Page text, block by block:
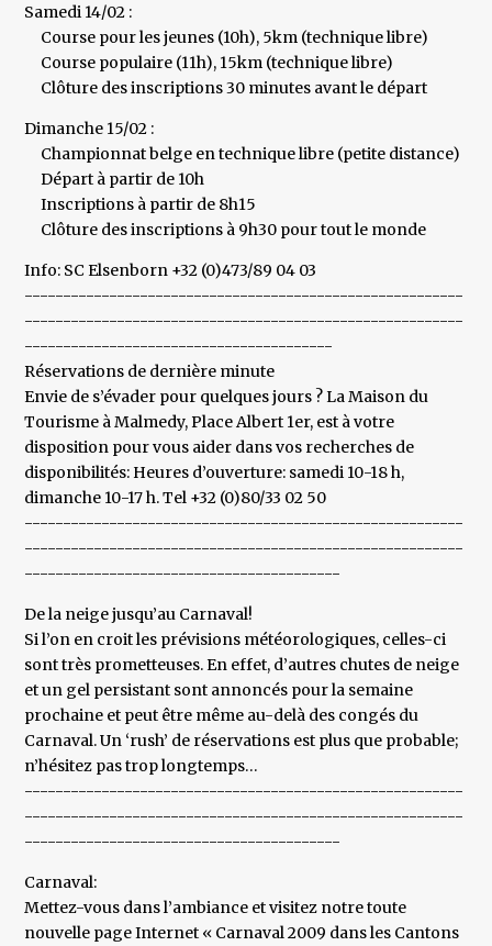
Samedi 14/02 :
Course pour les jeunes (10h), 5km (technique libre)
Course populaire (11h), 15km (technique libre)
Clôture des inscriptions 30 minutes avant le départ
Dimanche 15/02 :
Championnat belge en technique libre (petite distance)
Départ à partir de 10h
Inscriptions à partir de 8h15
Clôture des inscriptions à 9h30 pour tout le monde
Info: SC Elsenborn +32 (0)473/89 04 03
---------------------------------------------------------
---------------------------------------------------------
----------------------------------------
Réservations de dernière minute
Envie de s’évader pour quelques jours ? La Maison du
Tourisme à Malmedy, Place Albert 1er, est à votre
disposition pour vous aider dans vos recherches de
disponibilités: Heures d’ouverture: samedi 10-18 h,
dimanche 10-17 h. Tel +32 (0)80/33 02 50
---------------------------------------------------------
---------------------------------------------------------
-----------------------------------------
De la neige jusqu’au Carnaval!
Si l’on en croit les prévisions météorologiques, celles-ci
sont très prometteuses. En effet, d’autres chutes de neige
et un gel persistant sont annoncés pour la semaine
prochaine et peut être même au-delà des congés du
Carnaval. Un ‘rush’ de réservations est plus que probable;
n’hésitez pas trop longtemps…
---------------------------------------------------------
---------------------------------------------------------
-----------------------------------------
Carnaval:
Mettez-vous dans l’ambiance et visitez notre toute
nouvelle page Internet « Carnaval 2009 dans les Cantons